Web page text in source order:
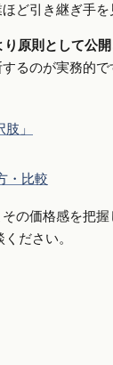
ど引き継ぎ手を
原則として公開
るのが実務的で
」
・比較
の価格感を把
ださい。